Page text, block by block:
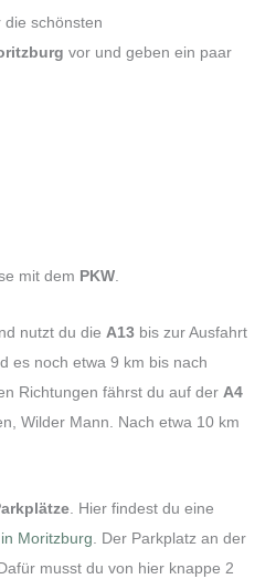
die schönsten
vor und geben ein paar
mit dem PKW
nutzt du die A13 bis zur Ausfahrt
es noch etwa 9 km bis nach
Richtungen fährst du auf der A4
Wilder Mann. Nach etwa 10 km
. Hier findest du eine
Moritzburg . Der Parkplatz an der
musst du von hier knappe 2